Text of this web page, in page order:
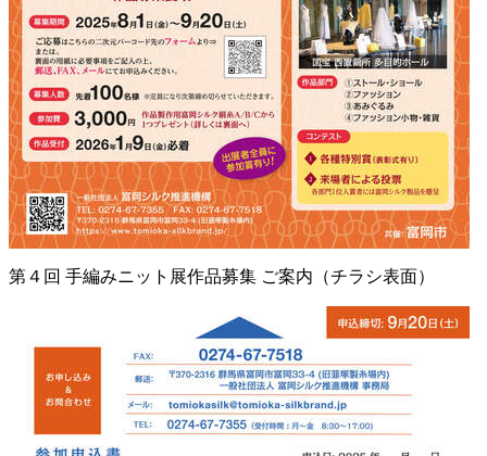
第４回 手編みニット展作品募集 ご案内（チラシ表面）